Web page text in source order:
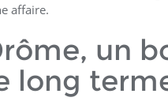
affaire.
un
long